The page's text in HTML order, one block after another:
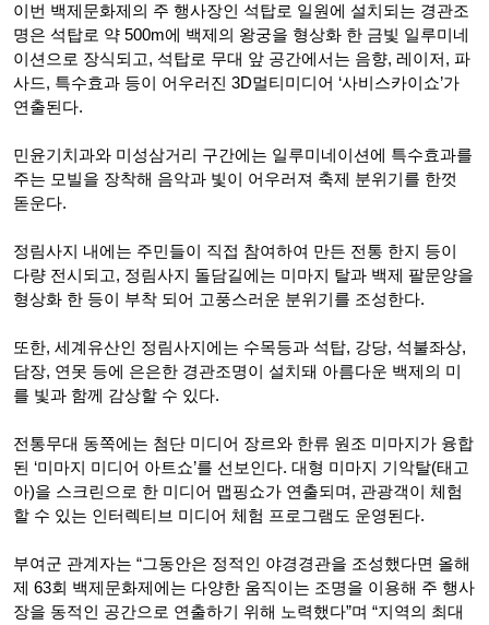
이번 백제문화제의 주 행사장인 석탑로 일원에 설치되는 경관조
명은 석탑로 약 500m에 백제의 왕궁을 형상화 한 금빛 일루미네
이션으로 장식되고, 석탑로 무대 앞 공간에서는 음향, 레이저, 파
사드, 특수효과 등이 어우러진 3D멀티미디어 ‘사비스카이쇼’가
연출된다.
민윤기치과와 미성삼거리 구간에는 일루미네이션에 특수효과를
주는 모빌을 장착해 음악과 빛이 어우러져 축제 분위기를 한껏
돋운다.
정림사지 내에는 주민들이 직접 참여하여 만든 전통 한지 등이
다량 전시되고, 정림사지 돌담길에는 미마지 탈과 백제 팔문양을
형상화 한 등이 부착 되어 고풍스러운 분위기를 조성한다.
또한, 세계유산인 정림사지에는 수목등과 석탑, 강당, 석불좌상,
담장, 연못 등에 은은한 경관조명이 설치돼 아름다운 백제의 미
를 빛과 함께 감상할 수 있다.
전통무대 동쪽에는 첨단 미디어 장르와 한류 원조 미마지가 융합
된 ‘미마지 미디어 아트쇼’를 선보인다. 대형 미마지 기악탈(태고
아)을 스크린으로 한 미디어 맵핑쇼가 연출되며, 관광객이 체험
할 수 있는 인터렉티브 미디어 체험 프로그램도 운영된다.
부여군 관계자는 “그동안은 정적인 야경경관을 조성했다면 올해
제 63회 백제문화제에는 다양한 움직이는 조명을 이용해 주 행사
장을 동적인 공간으로 연출하기 위해 노력했다”며 “지역의 최대